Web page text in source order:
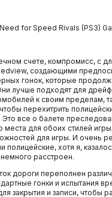
счете, компромисс, с
создающими
гонок, которые
лучше подходят для
к своим пределам,
перехитрить
все о балете
для обоих стилей
для игры. И очень
полицейские, хотя я,
расстроен.
дороги переполнен
гонки и испытания
закрытия и записи, чтобы